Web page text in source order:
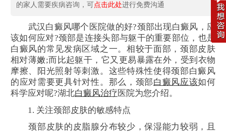
的家人需要疾病咨询，可点击此处进行免费沟通
武汉白癜风哪个医院做的好?颈部出现白癜风，应
该如何应对?颈部是连接头部与躯干的重要部位，也是
白癜风的常见发病区域之一。相较于面部，颈部皮肤
相对薄嫩;而比起躯干，它又更易暴露在外，受到衣物
摩擦、阳光照射等刺激。这些特殊性使得颈部白癜风
的应对需要更具针对性。那么，颈部白癜风应该如何
科学应对呢?湖北白癜风治疗 医院为您介绍。
1. 关注颈部皮肤的敏感特点
颈部皮肤的皮脂腺分布较少，保湿能力较弱，且